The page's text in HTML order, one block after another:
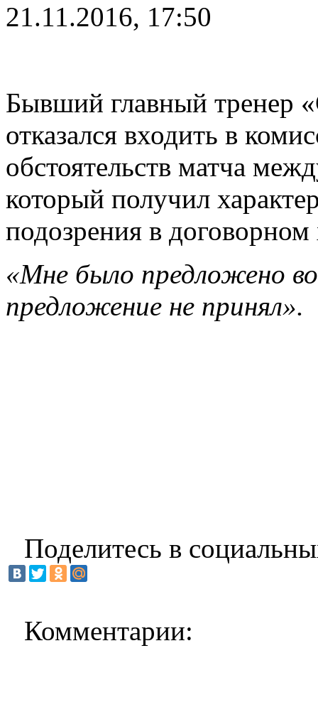
21.11.2016, 17:50
Бывший главный тренер
отказался входить в
обстоятельств матча
который получил
подозрения в договорном
«Мне было предложено
предложение не принял».
Поделитесь в
Комментарии: